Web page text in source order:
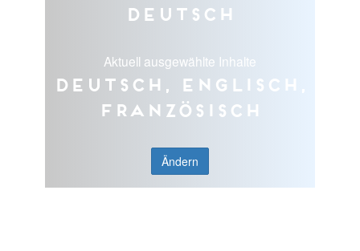
Deutsch
Aktuell ausgewählte Inhalte
Deutsch, Englisch,
Französisch
Ändern